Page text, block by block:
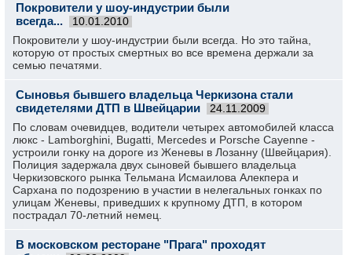
Покровители у шоу-индустрии были
всегда...
10.01.2010
Покровители у шоу-индустрии были всегда. Но это тайна,
которую от простых смертных во все времена держали за
семью печатями.
Сыновья бывшего владельца Черкизона стали
свидетелями ДТП в Швейцарии
24.11.2009
По словам очевидцев, водители четырех автомобилей класса
люкс - Lamborghini, Bugatti, Mercedes и Porsche Cayenne -
устроили гонку на дороге из Женевы в Лозанну (Швейцария).
Полиция задержала двух сыновей бывшего владельца
Черкизовского рынка Тельмана Исмаилова Алекпера и
Сархана по подозрению в участии в нелегальных гонках по
улицам Женевы, приведших к крупному ДТП, в котором
пострадал 70-летний немец.
В московском ресторане "Прага" проходят